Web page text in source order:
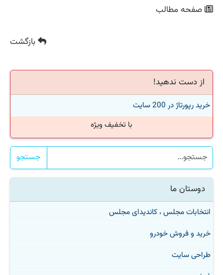
صفحه مطالب
بازگشت
از دست ندهید!
خرید رپورتاژ در 200 سایت
با تخفیف ویژه
جستجو
دوستان ما
انتخابات مجلس ، کاندیدای مجلس
خرید و فروش خودرو
طراحی سایت